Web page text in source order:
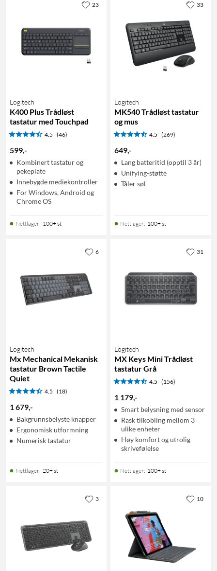
Logitech
K400 Plus Trådløst
tastatur med Touchpad
4.5 (46)
599,-
Kombinert tastatur og
pekeplate
Innebygde mediekontroller
For Windows, Android og
Chrome OS
Nettlager: 100+ st
23
Logitech
MK540 Trådløst tastatur
og mus
4.5 (269)
649,-
Lang batteritid (opptil 3 år)
Unifying-støtte
Tåler søl
Nettlager: 100+ st
33
Logitech
Mx Mechanical Mekanisk
tastatur Brown Tactile
Quiet
4.5 (18)
1 679,-
Bakgrunnsbelyste knapper
Ergonomisk utformning
Numerisk tastatur
Nettlager: 20+ st
6
Logitech
MX Keys Mini Trådløst
tastatur Grå
4.5 (156)
1 179,-
Smart belysning med sensor
Rask tilkobling mellom 3
ulike enheter
Høy komfort og utrolig
skrivefølelse
Nettlager: 100+ st
31
3 10